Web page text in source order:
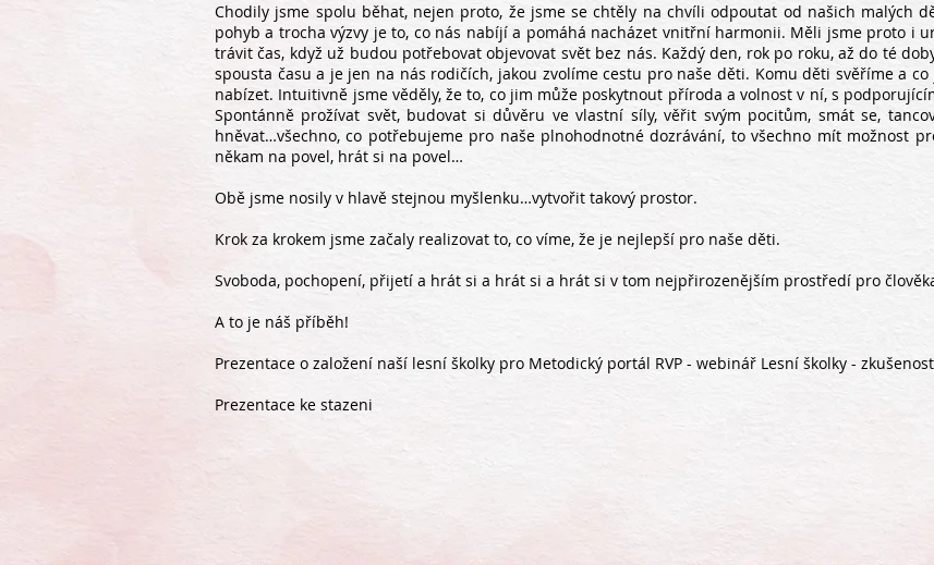
Chodily jsme spolu běhat, nejen proto, že jsme se chtěly na chvíli odpoutat od našich malých
pohyb a trocha výzvy je to, co nás nabíjí a pomáhá nacházet vnitřní harmonii. Měli jsme proto i
trávit čas, když už budou potřebovat objevovat svět bez nás. Každý den, rok po roku, až do té
spousta času a je jen na nás rodičích, jakou zvolíme cestu pro naše děti. Komu děti svěříme a
nabízet. Intuitivně jsme věděly, že to, co jim může poskytnout příroda a volnost v ní, s
Spontánně prožívat svět, budovat si důvěru ve vlastní síly, věřit svým pocitům, smát se,
hněvat…všechno, co potřebujeme pro naše plnohodnotné dozrávání, to všechno mít možnost
někam na povel, hrát si na povel…
Obě jsme nosily v hlavě stejnou myšlenku…vytvořit takový prostor.
Krok za krokem jsme začaly realizovat to, co víme, že je nejlepší pro naše děti.
Svoboda, pochopení, přijetí a hrát si a hrát si a hrát si v tom nejpřirozenějším prostředí pro
A to je náš příběh!
Prezentace o založení naší lesní školky pro Metodický portál RVP - webinář Lesní školky -
Prezentace ke stazeni